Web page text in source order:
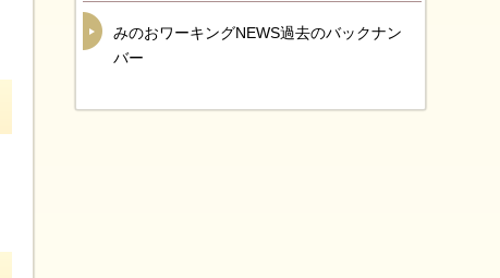
みのおワーキングNEWS過去のバックナン
バー